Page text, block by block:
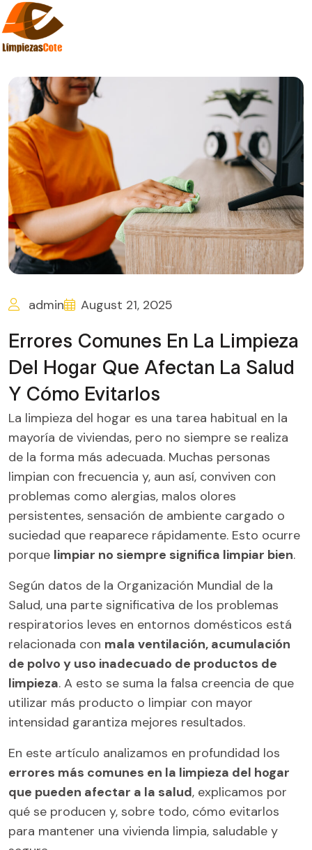
admin August 21, 2025
Errores Comunes En La Limpieza
Del Hogar Que Afectan La Salud
Y Cómo Evitarlos
La limpieza del hogar es una tarea habitual en la
mayoría de viviendas, pero no siempre se realiza
de la forma más adecuada. Muchas personas
limpian con frecuencia y, aun así, conviven con
problemas como alergias, malos olores
persistentes, sensación de ambiente cargado o
suciedad que reaparece rápidamente. Esto ocurre
porque limpiar no siempre significa limpiar bien.
Según datos de la Organización Mundial de la
Salud, una parte significativa de los problemas
respiratorios leves en entornos domésticos está
relacionada con mala ventilación, acumulación
de polvo y uso inadecuado de productos de
limpieza. A esto se suma la falsa creencia de que
utilizar más producto o limpiar con mayor
intensidad garantiza mejores resultados.
En este artículo analizamos en profundidad los
errores más comunes en la limpieza del hogar
que pueden afectar a la salud, explicamos por
qué se producen y, sobre todo, cómo evitarlos
para mantener una vivienda limpia, saludable y